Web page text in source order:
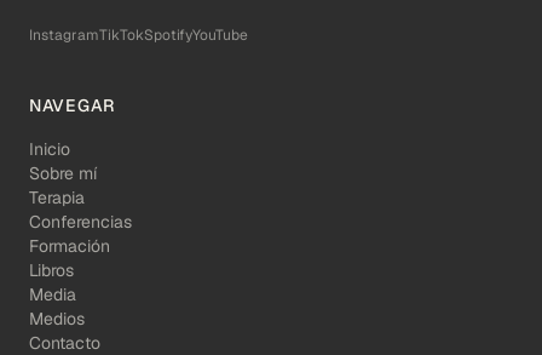
InstagramTikTokSpotifyYouTube
NAVEGAR
Inicio
Sobre mí
Terapia
Conferencias
Formación
Libros
Media
Medios
Contacto